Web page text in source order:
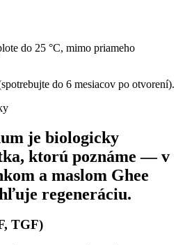
do 25 °C, mimo priameho
do 6 mesiacov po otvorení).
je biologicky
ktorú poznáme — v
a maslom Ghee
regeneráciu.
TGF)